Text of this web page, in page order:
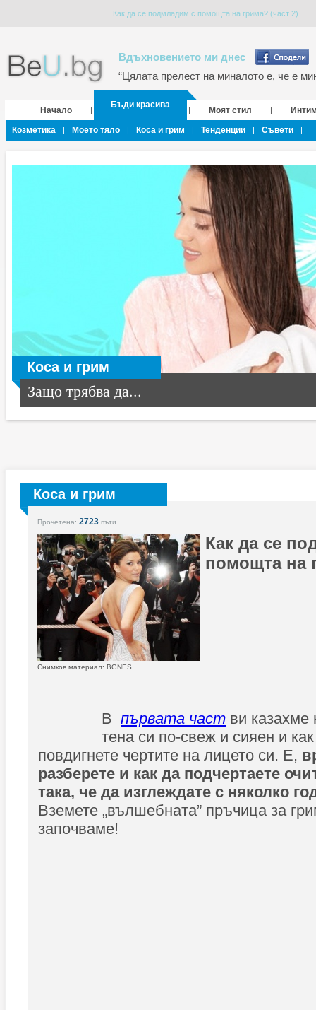
Как да се подмладим с помощта на грима? (част 2)
Вдъхновението ми днес
“Цялата прелест на миналото е, че е
Начало |
Бъди красива
| Моят стил |
Козметика
| Моето тяло | Коса и грим | Тенденции | Съвети |
Коса и грим
Защо трябва да...
Коса и грим
Прочетена: 2723 пъти
Как да се
помощта на
Снимков материал: BGNES
В първата част ви казахме
тена си по-свеж и сияен и
повдигнете чертите на лицето си. Е,
разберете и как да подчертаете
така, че да изглеждате с няколко
Вземете „вълшебната” пръчица за
започваме!